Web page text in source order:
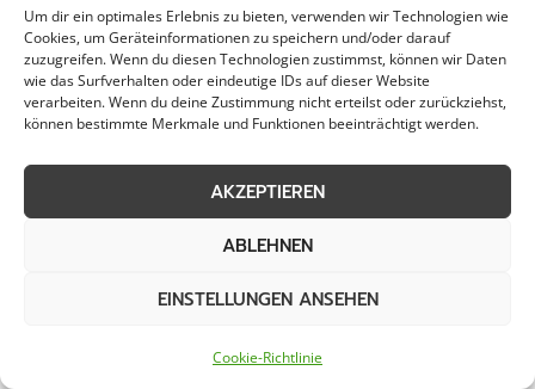
Um dir ein optimales Erlebnis zu bieten, verwenden wir Technologien wie
Cookies, um Geräteinformationen zu speichern und/oder darauf
zuzugreifen. Wenn du diesen Technologien zustimmst, können wir Daten
wie das Surfverhalten oder eindeutige IDs auf dieser Website
verarbeiten. Wenn du deine Zustimmung nicht erteilst oder zurückziehst,
können bestimmte Merkmale und Funktionen beeinträchtigt werden.
AKZEPTIEREN
ABLEHNEN
EINSTELLUNGEN ANSEHEN
Cookie-Richtlinie
werden nicht nur die unerwünschten
Bewüchse effektiv entfernt, sondern auch die
Umwelt geschont. Gewerbebetriebe können
durch eine saubere und gepflegte
stärken, während Städte und Kommunen das
positive Erscheinungsbild ihrer öffentlichen
Einrichtungen bewahren. Auch private
Immobilie langfristig zu schützen und den Wert